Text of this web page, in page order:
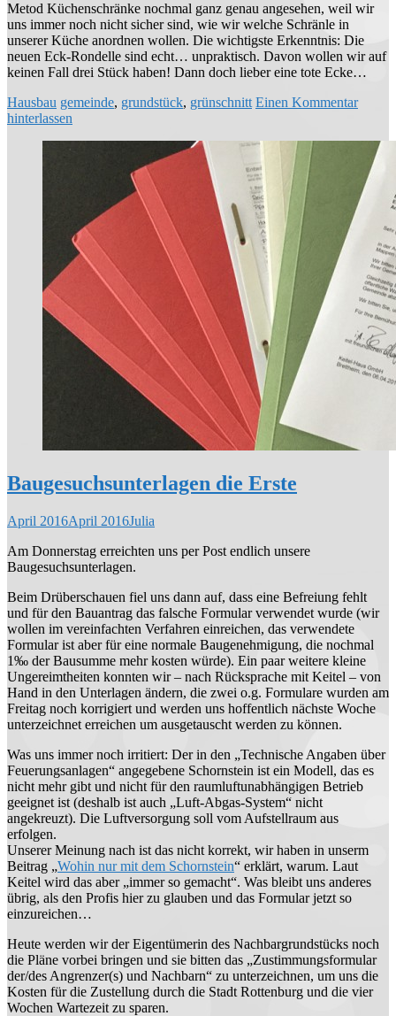
Metod Küchenschränke nochmal ganz genau angesehen, weil wir
uns immer noch nicht sicher sind, wie wir welche Schränle in
unserer Küche anordnen wollen. Die wichtigste Erkenntnis: Die
neuen Eck-Rondelle sind echt… unpraktisch. Davon wollen wir auf
keinen Fall drei Stück haben! Dann doch lieber eine tote Ecke…
Hausbau gemeinde, grundstück, grünschnitt Einen Kommentar
hinterlassen
Baugesuchsunterlagen die Erste
April 2016April 2016Julia
Am Donnerstag erreichten uns per Post endlich unsere
Baugesuchsunterlagen.
Beim Drüberschauen fiel uns dann auf, dass eine Befreiung fehlt
und für den Bauantrag das falsche Formular verwendet wurde (wir
wollen im vereinfachten Verfahren einreichen, das verwendete
Formular ist aber für eine normale Baugenehmigung, die nochmal
1‰ der Bausumme mehr kosten würde). Ein paar weitere kleine
Ungereimtheiten konnten wir – nach Rücksprache mit Keitel – von
Hand in den Unterlagen ändern, die zwei o.g. Formulare wurden am
Freitag noch korrigiert und werden uns hoffentlich nächste Woche
unterzeichnet erreichen um ausgetauscht werden zu können.
Was uns immer noch irritiert: Der in den „Technische Angaben über
Feuerungsanlagen“ angegebene Schornstein ist ein Modell, das es
nicht mehr gibt und nicht für den raumluftunabhängigen Betrieb
geeignet ist (deshalb ist auch „Luft-Abgas-System“ nicht
angekreuzt). Die Luftversorgung soll vom Aufstellraum aus
erfolgen.
Unserer Meinung nach ist das nicht korrekt, wir haben in unserm
Beitrag „Wohin nur mit dem Schornstein“ erklärt, warum. Laut
Keitel wird das aber „immer so gemacht“. Was bleibt uns anderes
übrig, als den Profis hier zu glauben und das Formular jetzt so
einzureichen…
Heute werden wir der Eigentümerin des Nachbargrundstücks noch
die Pläne vorbei bringen und sie bitten das „Zustimmungsformular
der/des Angrenzer(s) und Nachbarn“ zu unterzeichnen, um uns die
Kosten für die Zustellung durch die Stadt Rottenburg und die vier
Wochen Wartezeit zu sparen.